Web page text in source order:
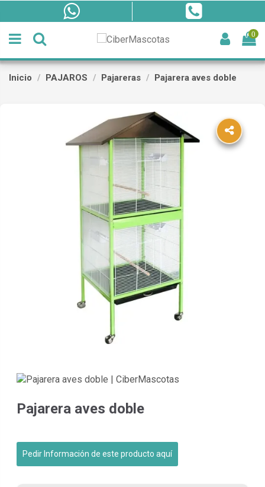
0
Inicio PAJAROS Pajareras Pajarera aves doble
Pajarera aves doble
Pedir Información de este producto aquí